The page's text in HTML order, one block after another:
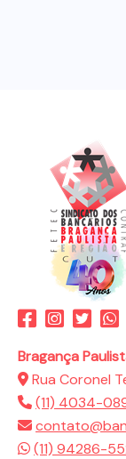
Bragança
Rua Coronel
(11) 4034-
(11) 94286-